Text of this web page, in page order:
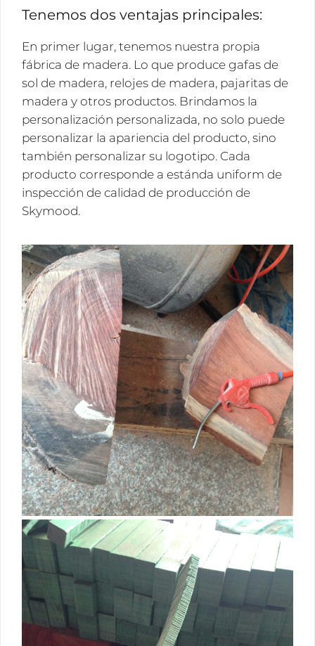
Tenemos dos ventajas principales:
En primer lugar, tenemos nuestra propia
fábrica de madera. Lo que produce gafas de
sol de madera, relojes de madera, pajaritas de
madera y otros productos. Brindamos la
personalización personalizada, no solo puede
personalizar la apariencia del producto, sino
también personalizar su logotipo. Cada
producto corresponde a estánda uniform de
inspección de calidad de producción de
Skymood.